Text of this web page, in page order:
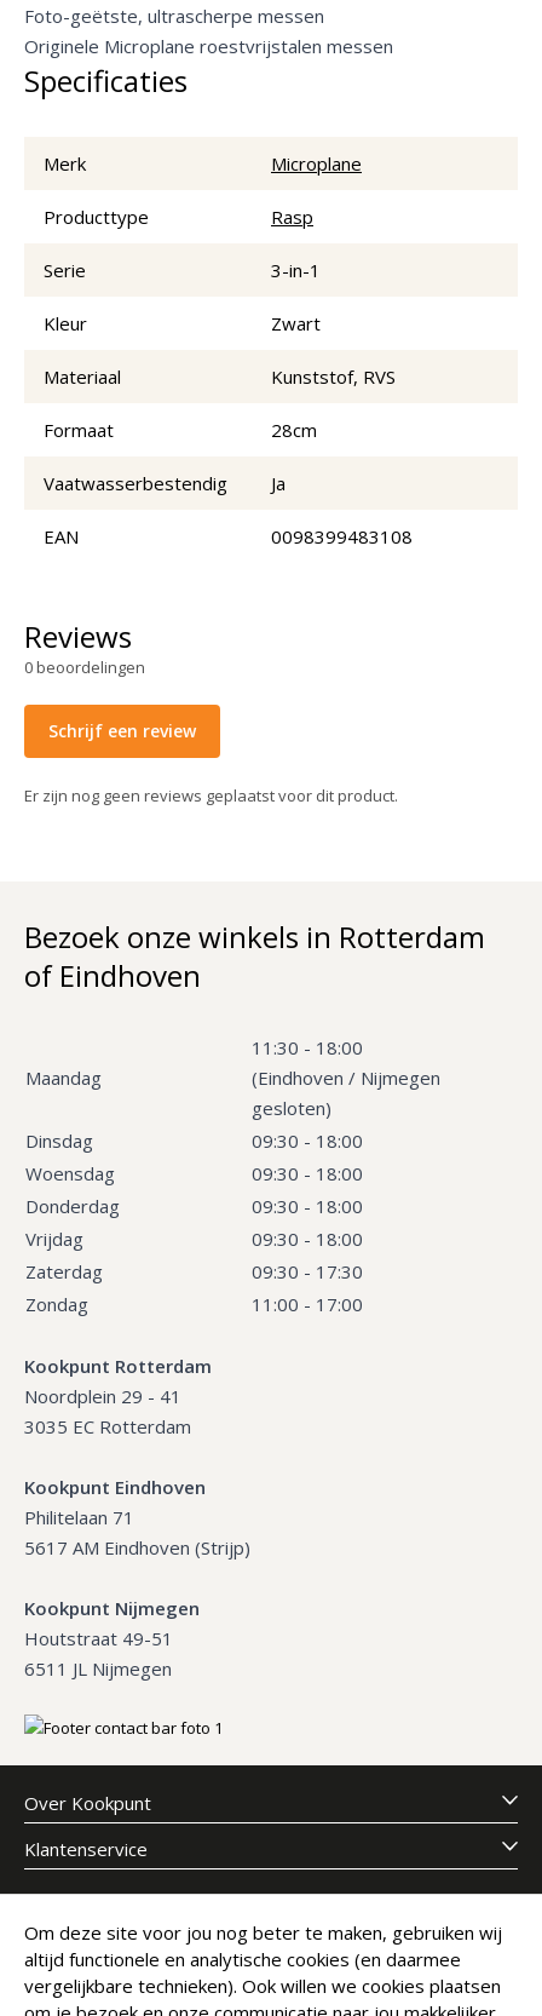
Foto-geëtste, ultrascherpe messen
Originele Microplane roestvrijstalen messen
Specificaties
Merk Microplane
Producttype Rasp
Serie 3-in-1
Kleur Zwart
Materiaal Kunststof, RVS
Formaat 28cm
Vaatwasserbestendig Ja
EAN 0098399483108
Reviews
0beoordelingen
Schrijf een review
Er zijn nog geen reviews geplaatst voor dit product.
Bezoek onze winkels in Rotterdam
of Eindhoven
Maandag
11:30 - 18:00
(Eindhoven / Nijmegen
gesloten)
Dinsdag
09:30 - 18:00
Woensdag
09:30 - 18:00
Donderdag
09:30 - 18:00
Vrijdag
09:30 - 18:00
Zaterdag
09:30 - 17:30
Zondag
11:00 - 17:00
Kookpunt Rotterdam
Noordplein 29 - 41
3035 EC Rotterdam
Kookpunt Eindhoven
Philitelaan 71
5617 AM Eindhoven (Strijp)
Kookpunt Nijmegen
Houtstraat 49-51
6511 JL Nijmegen
Over Kookpunt
Klantenservice
Meld je aan voor onze nieuwsbrief
E-mailadres
Abonneer
Om deze site voor jou nog beter te maken, gebruiken wij
altijd functionele en analytische cookies (en daarmee
vergelijkbare technieken). Ook willen we cookies plaatsen